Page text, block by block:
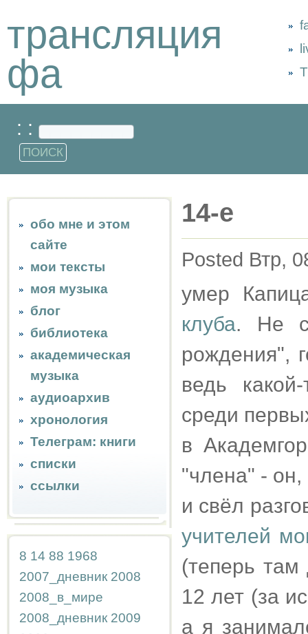
трансляция
фа
: :
обо мне и этом
сайте
мои тексты
моя музыка
блог
библиотека
академическая
музыка
аудиоархив
хронология
Телеграм: книги
списки
ссылки
8 14 88 1968
2007_дневник 2008
2008_в_мире
2008_дневник 2009
14-е
Posted Втр,
умер
клуба. Не
рождения",
ведь
среди
в
"члена" -
и свёл
учителей
(теперь
12 лет (за
а я